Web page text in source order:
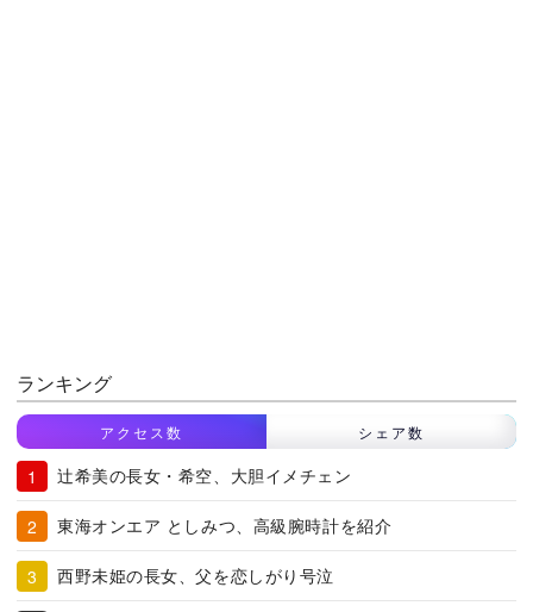
ランキング
アクセス数 シェア数
辻希美の長女・希空、大胆イメチェン
東海オンエア としみつ、高級腕時計を紹介
西野未姫の長女、父を恋しがり号泣